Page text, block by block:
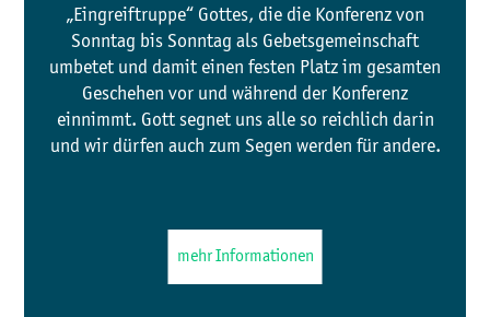
„Eingreiftruppe“ Gottes, die die Konferenz von
Sonntag bis Sonntag als Gebetsgemeinschaft
umbetet und damit einen festen Platz im gesamten
Geschehen vor und während der Konferenz
einnimmt. Gott segnet uns alle so reichlich darin
und wir dürfen auch zum Segen werden für andere.
mehr Informationen